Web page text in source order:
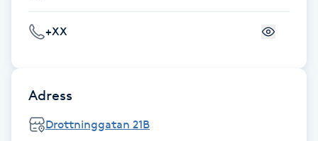
Hudvård
Hyperhidros
Hypnos
+XX
Adress
Drottninggatan 21B